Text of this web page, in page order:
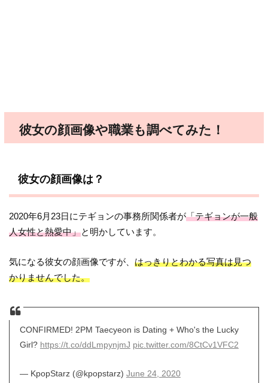
彼女の顔画像や職業も調べてみた！
彼女の顔画像は？
2020年6月23日にテギョンの事務所関係者が「テギョンが一般
人女性と熱愛中」と明かしています。
気になる彼女の顔画像ですが、はっきりとわかる写真は見つ
かりませんでした。
CONFIRMED! 2PM Taecyeon is Dating + Who's the Lucky
Girl? https://t.co/ddLmpynjmJ pic.twitter.com/8CtCv1VFC2
— KpopStarz (@kpopstarz) June 24, 2020